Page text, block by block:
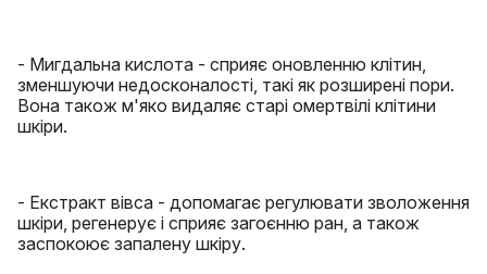
- Мигдальна кислота - сприяє оновленню клітин,
зменшуючи недосконалості, такі як розширені пори.
Вона також м'яко видаляє старі омертвілі клітини
шкіри.
- Екстракт вівса - допомагає регулювати зволоження
шкіри, регенерує і сприяє загоєнню ран, а також
заспокоює запалену шкіру.